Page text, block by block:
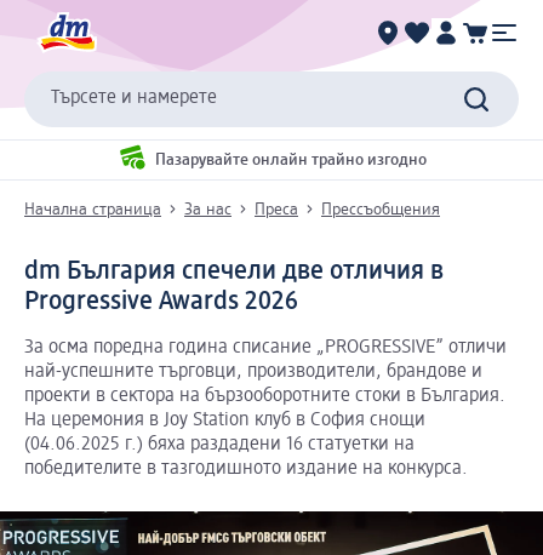
Търсете и намерете
Пазарувайте онлайн трайно изгодно
Начална страница За нас Преса Прессъобщения
dm България спечели две отличия в
Progressive Awards 2026
За осма поредна година списание „PROGRESSIVE” отличи
най-успешните търговци, производители, брандове и
проекти в сектора на бързооборотните стоки в България.
На церемония в Joy Station клуб в София снощи
(04.06.2025 г.) бяха раздадени 16 статуетки на
победителите в тазгодишното издание на конкурса.